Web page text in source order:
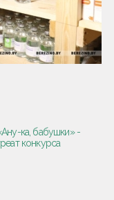
ка, бабушки» -
конкурса